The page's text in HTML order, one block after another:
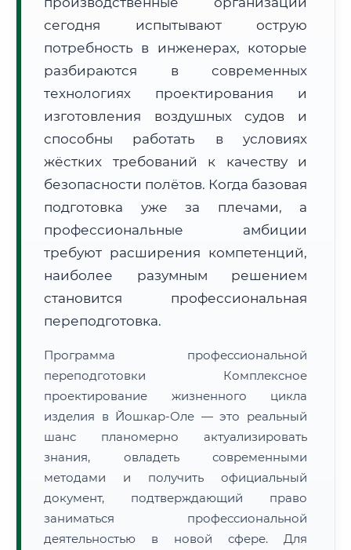
Расчет логистики оригиналов:
• Маршрут транзита:~2 171 км
• Экспресс-доставка СДЭК / Почтой:
📜 Документы и аккредитация ФИС ФРДО
Нажмите на документ для увеличения и просмотра
сегодня испытывают острую
потребность в инженерах, которые
разбираются в современных
технологиях проектирования и
изготовления воздушных судов и
способны работать в условиях
жёстких требований к качеству и
безопасности полётов. Когда базовая
подготовка уже за плечами, а
профессиональные амбиции
требуют расширения компетенций,
наиболее разумным решением
становится профессиональная
переподготовка.
Программа профессиональной
переподготовки Комплексное
проектирование жизненного цикла
изделия в Йошкар-Оле — это реальный
шанс планомерно актуализировать
знания, овладеть современными
методами и получить официальный
документ, подтверждающий право
заниматься профессиональной
деятельностью в новой сфере. Для